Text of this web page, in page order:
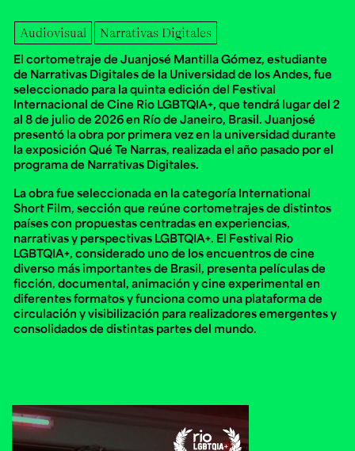
Configuración de cookies
Universidad de los Andes | Vigilada Mineducación.
Reconocimiento como universidad: Decreto 1297 del 30
de mayo de 1964. Reconocimiento de personería jurídica:
Resolución 28 del 23 de febrero de 1949, Minjusticia.
Acreditación institucional de alta calidad, 10 años:
Resolución 000194 del 16 de enero del 2025.
Calle 19A #1 - 37
Este. Bloque K.
[+57] (601) 339 4949
Arte e
Historia
del Arte
Ext. 2626
Literatura y
Narrativas Digitales
Ext. 2501
Música
Ext.
2504
Posgrados
Ext. 4925
Educación
Continua
Ext. 4795
Audiovisual Narrativas Digitales
El cortometraje de Juanjosé Mantilla Gómez, estudiante
de Narrativas Digitales de la Universidad de los Andes, fue
seleccionado para la quinta edición del Festival
Internacional de Cine Rio LGBTQIA+, que tendrá lugar del 2
al 8 de julio de 2026 en Río de Janeiro, Brasil. Juanjosé
presentó la obra por primera vez en la universidad durante
la exposición Qué Te Narras, realizada el año pasado por el
programa de Narrativas Digitales.
La obra fue seleccionada en la categoría International
Short Film, sección que reúne cortometrajes de distintos
países con propuestas centradas en experiencias,
narrativas y perspectivas LGBTQIA+. El Festival Rio
LGBTQIA+, considerado uno de los encuentros de cine
diverso más importantes de Brasil, presenta películas de
ficción, documental, animación y cine experimental en
diferentes formatos y funciona como una plataforma de
circulación y visibilización para realizadores emergentes y
consolidados de distintas partes del mundo.